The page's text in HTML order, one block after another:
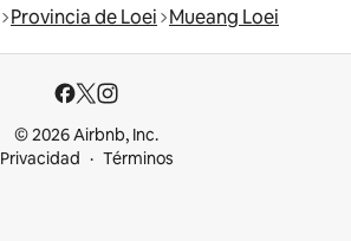
Provincia de Loei Mueang Loei
© 2026 Airbnb, Inc.
Privacidad
Términos